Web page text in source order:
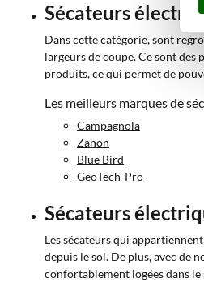
Sécateurs
Dans cette catégorie, sont
largeurs de coupe. Ce sont
produits, ce qui permet de
Les meilleurs marques de
Campagnola
Zanon
Blue Bird
GeoTech-Pro
Sécateurs
Les sécateurs qui
depuis le sol. De plus, avec de
confortablement logées dans